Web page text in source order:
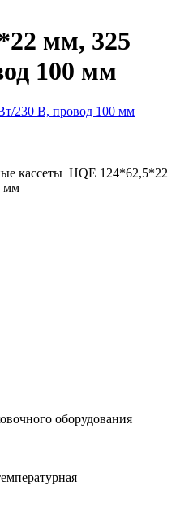
мм, 325
100 мм
кассеты HQE 124*62,5*22
мм
оборудования